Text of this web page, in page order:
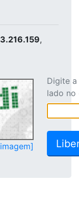
,
Digite
lado no